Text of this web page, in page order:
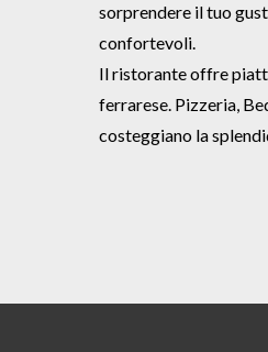
sorprendere il tuo
confortevoli.
Il ristorante offre
ferrarese. Pizzeria,
costeggiano la